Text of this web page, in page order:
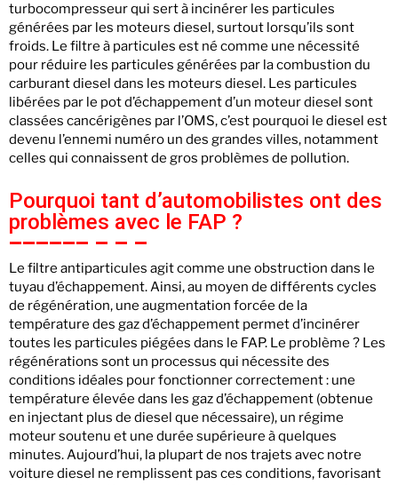
turbocompresseur qui sert à incinérer les particules
générées par les moteurs diesel, surtout lorsqu’ils sont
froids. Le filtre à particules est né comme une nécessité
pour réduire les particules générées par la combustion du
carburant diesel dans les moteurs diesel. Les particules
libérées par le pot d’échappement d’un moteur diesel sont
classées cancérigènes par l’OMS, c’est pourquoi le diesel est
devenu l’ennemi numéro un des grandes villes, notamment
celles qui connaissent de gros problèmes de pollution.
Pourquoi tant d’automobilistes ont des
problèmes avec le FAP ?
Le filtre antiparticules agit comme une obstruction dans le
tuyau d’échappement. Ainsi, au moyen de différents cycles
de régénération, une augmentation forcée de la
température des gaz d’échappement permet d’incinérer
toutes les particules piégées dans le FAP. Le problème ? Les
régénérations sont un processus qui nécessite des
conditions idéales pour fonctionner correctement : une
température élevée dans les gaz d’échappement (obtenue
en injectant plus de diesel que nécessaire), un régime
moteur soutenu et une durée supérieure à quelques
minutes. Aujourd’hui, la plupart de nos trajets avec notre
voiture diesel ne remplissent pas ces conditions, favorisant